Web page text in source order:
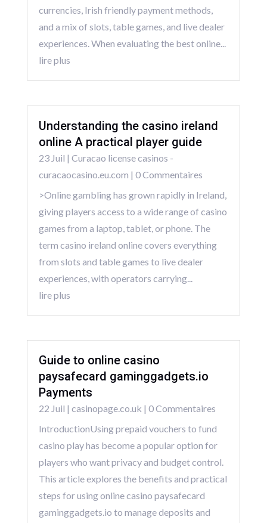
currencies, Irish friendly payment methods,
and a mix of slots, table games, and live dealer
experiences. When evaluating the best online...
lire plus
Understanding the casino ireland
online A practical player guide
23 Juil | Curacao license casinos -
curacaocasino.eu.com | 0 Commentaires
>Online gambling has grown rapidly in Ireland,
giving players access to a wide range of casino
games from a laptop, tablet, or phone. The
term casino ireland online covers everything
from slots and table games to live dealer
experiences, with operators carrying...
lire plus
Guide to online casino
paysafecard gaminggadgets.io
Payments
22 Juil | casinopage.co.uk | 0 Commentaires
IntroductionUsing prepaid vouchers to fund
casino play has become a popular option for
players who want privacy and budget control.
This article explores the benefits and practical
steps for using online casino paysafecard
gaminggadgets.io to manage deposits and